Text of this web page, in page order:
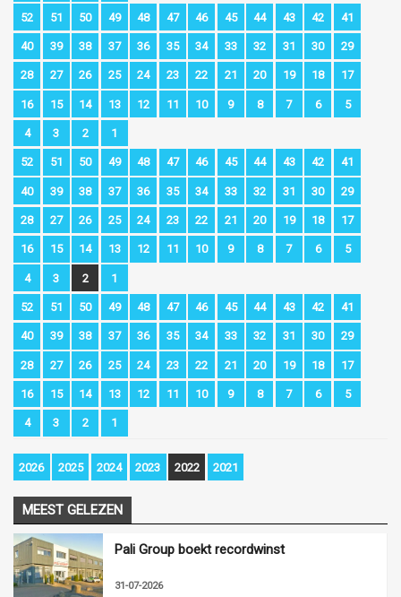
52 51 50 49 48 47 46 45 44 43 42 41
40 39 38 37 36 35 34 33 32 31 30 29
28 27 26 25 24 23 22 21 20 19 18 17
16 15 14 13 12 11 10 9 8 7 6 5
4 3 2 1
52 51 50 49 48 47 46 45 44 43 42 41
40 39 38 37 36 35 34 33 32 31 30 29
28 27 26 25 24 23 22 21 20 19 18 17
16 15 14 13 12 11 10 9 8 7 6 5
4 3 2 1
52 51 50 49 48 47 46 45 44 43 42 41
40 39 38 37 36 35 34 33 32 31 30 29
28 27 26 25 24 23 22 21 20 19 18 17
16 15 14 13 12 11 10 9 8 7 6 5
4 3 2 1
2026 2025 2024 2023 2022 2021
MEEST GELEZEN
Pali Group boekt recordwinst
31-07-2026